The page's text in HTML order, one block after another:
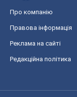
Про компанію
Правова інформація
Реклама на сайті
Редакційна політика